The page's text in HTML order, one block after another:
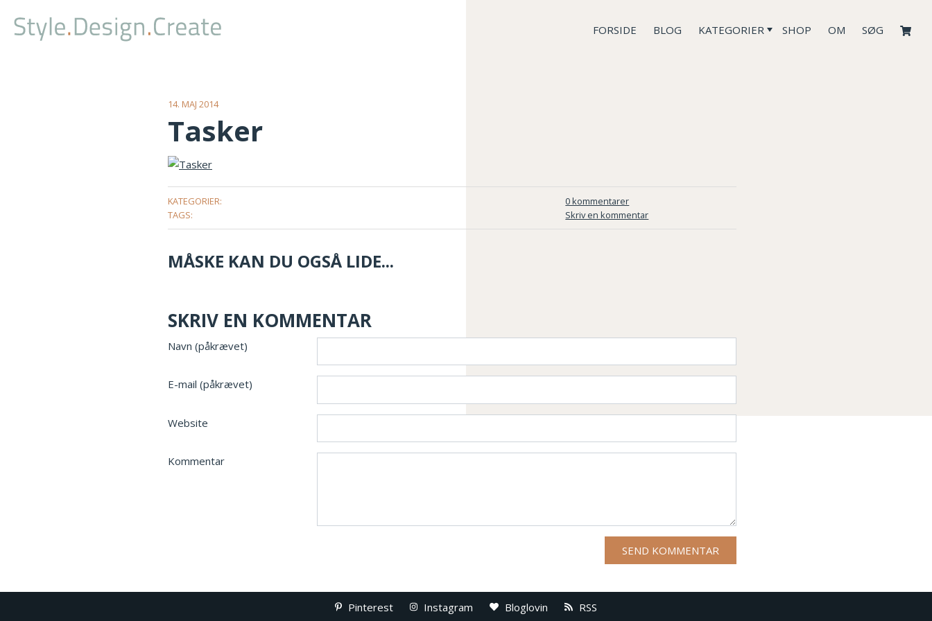
FORSIDE BLOG KATEGORIER SHOP OM SØG
14. MAJ 2014
Tasker
KATEGORIER:
TAGS:
0 kommentarer
Skriv en kommentar
MÅSKE KAN DU OGSÅ LIDE...
SKRIV EN KOMMENTAR
Navn (påkrævet)
E-mail (påkrævet)
Website
Kommentar
Pinterest Instagram Bloglovin RSS